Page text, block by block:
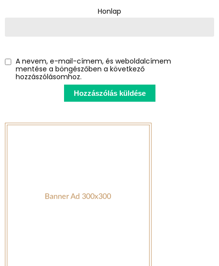
Honlap
A nevem, e-mail-címem, és weboldalcímem
mentése a böngészőben a következő
hozzászólásomhoz.